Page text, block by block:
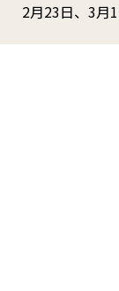
2月23日、3月